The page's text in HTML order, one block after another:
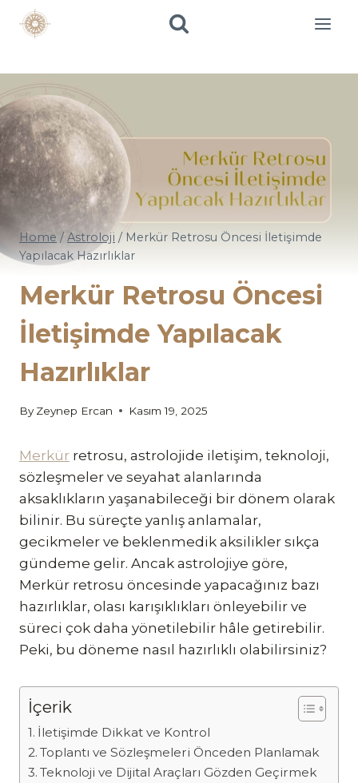
Skip
Home / Astroloji / Merkür Retrosu Öncesi İletişimde
Yapılacak Hazırlıklar
Merkür Retrosu Öncesi
İletişimde Yapılacak
Hazırlıklar
By Zeynep Ercan Kasım 19, 2025
Merkür retrosu, astrolojide iletişim, teknoloji,
sözleşmeler ve seyahat alanlarında
aksaklıkların yaşanabileceği bir dönem olarak
bilinir. Bu süreçte yanlış anlamalar,
gecikmeler ve beklenmedik aksilikler sıkça
gündeme gelir. Ancak astrolojiye göre,
Merkür retrosu öncesinde yapacağınız bazı
hazırlıklar, olası karışıklıkları önleyebilir ve
süreci çok daha yönetilebilir hâle getirebilir.
Peki, bu döneme nasıl hazırlıklı olabilirsiniz?
İçerik
İletişimde Dikkat ve Kontrol
Toplantı ve Sözleşmeleri Önceden Planlamak
Teknoloji ve Dijital Araçları Gözden Geçirmek